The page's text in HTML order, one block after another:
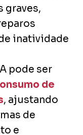
graves,
inatividade
pode ser
de
, ajustando
de
e